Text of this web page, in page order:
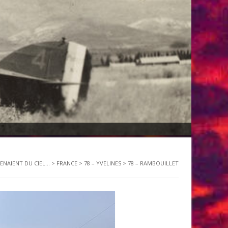
DU CIEL... > FRANCE > 78 – YVELINES > 78 – RAMBOUILLET